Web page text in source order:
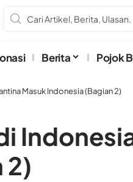
Berita Pojok
Masuk Indonesia (Bagian 2)
2)